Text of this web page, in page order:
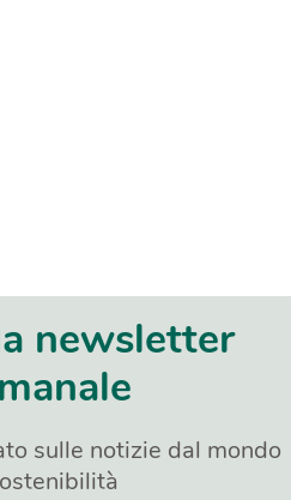
newsletter
sulle notizie dal mondo